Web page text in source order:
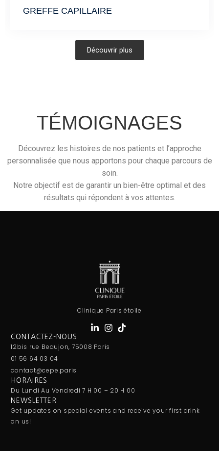
GREFFE CAPILLAIRE
Découvrir plus
TÉMOIGNAGES
Découvrez les histoires de nos patients et l’approche
personnalisée que nous apportons pour chaque parcours de
soin.
Notre objectif est de garantir un bien-être optimal et des
résultats qui répondent à vos attentes.
Clinique Paris étoile
CONTACTEZ-NOUS
12bis rue Beaujon, 75008 Paris
01 56 64 03 04
contact@cepe.paris
HORAIRES
Du Lundi Au Vendredi 7 H 00 – 20 H 00
NEWSLETTER
Get updates on special events and receive your first drink
on us!